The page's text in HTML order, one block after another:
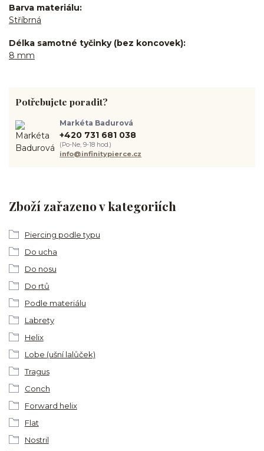
Barva materiálu
Stříbrná
Délka samotné tyčinky (bez koncovek)
8 mm
Zboží zařazeno v kategoriích
Piercing podle typu
Do ucha
Do nosu
Do rtů
Podle materiálu
Labrety
Helix
Lobe (ušní lalůček)
Tragus
Conch
Forward helix
Flat
Nostril
Potřebujete poradit?
Markéta Badurová
+420 731 681 038
(Po-Ne, 9-18 hod.)
info@infinitypierce.cz